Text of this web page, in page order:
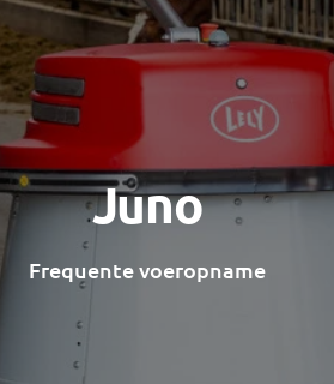
Juno
Frequente voeropname